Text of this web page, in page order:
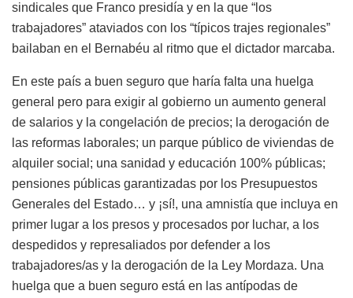
sindicales que Franco presidía y en la que “los
trabajadores” ataviados con los “típicos trajes regionales”
bailaban en el Bernabéu al ritmo que el dictador marcaba.
En este país a buen seguro que haría falta una huelga
general pero para exigir al gobierno un aumento general
de salarios y la congelación de precios; la derogación de
las reformas laborales; un parque público de viviendas de
alquiler social; una sanidad y educación 100% públicas;
pensiones públicas garantizadas por los Presupuestos
Generales del Estado… y ¡sí!, una amnistía que incluya en
primer lugar a los presos y procesados por luchar, a los
despedidos y represaliados por defender a los
trabajadores/as y la derogación de la Ley Mordaza. Una
huelga que a buen seguro está en las antípodas de